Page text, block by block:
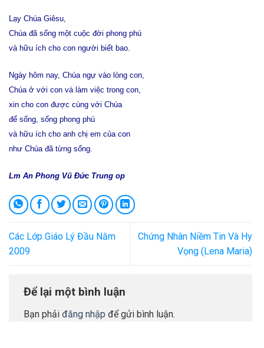
Lạy Chúa Giêsu,
Chúa đã sống một cuộc đời phong phú
và hữu ích cho con người biết bao.
Ngày hôm nay, Chúa ngự vào lòng con,
Chúa ở với con và làm việc trong con,
xin cho con được cùng với Chúa
để sống, sống phong phú
và hữu ích cho anh chị em của con
như Chúa đã từng sống.
Lm An Phong Vũ Đức Trung op
Các Lớp Giáo Lý Đầu Năm
2009
Chứng Nhân Niềm Tin Và Hy
Vọng (Lena Maria)
Để lại một bình luận
Bạn phải đăng nhập để gửi bình luận.